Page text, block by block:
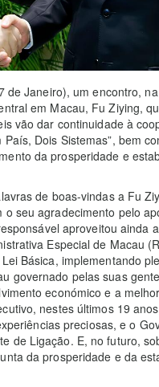
Janeiro), um encontro,
em Macau, Fu Ziying,
vão dar continuidade à
Dois Sistemas”, bem
da prosperidade e
de boas-vindas a Fu
seu agradecimento pelo
aproveitou ainda
Especial de Macau
Básica, implementando
governado pelas suas
económico e a
nestes últimos 19
preciosas, e o
de Ligação. E, no futuro,
da prosperidade e da